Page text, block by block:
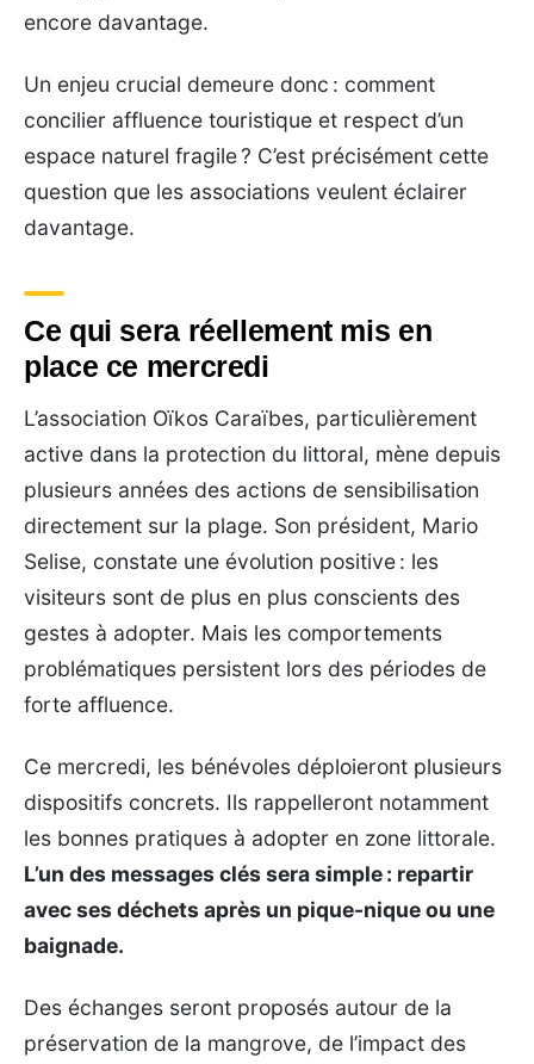
encore davantage.
Un enjeu crucial demeure donc : comment
concilier affluence touristique et respect d’un
espace naturel fragile ? C’est précisément cette
question que les associations veulent éclairer
davantage.
Ce qui sera réellement mis en
place ce mercredi
L’association Oïkos Caraïbes, particulièrement
active dans la protection du littoral, mène depuis
plusieurs années des actions de sensibilisation
directement sur la plage. Son président, Mario
Selise, constate une évolution positive : les
visiteurs sont de plus en plus conscients des
gestes à adopter. Mais les comportements
problématiques persistent lors des périodes de
forte affluence.
Ce mercredi, les bénévoles déploieront plusieurs
dispositifs concrets. Ils rappelleront notamment
les bonnes pratiques à adopter en zone littorale.
L’un des messages clés sera simple : repartir
avec ses déchets après un pique-nique ou une
baignade.
Des échanges seront proposés autour de la
préservation de la mangrove, de l’impact des